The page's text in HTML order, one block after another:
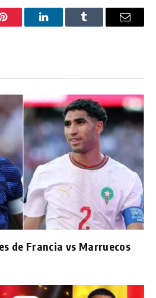
Pinterest LinkedInTumblr Email
de Francia vs Marruecos